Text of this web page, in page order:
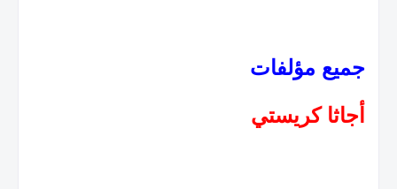
جميع مؤلفات
أجاثا كريستي